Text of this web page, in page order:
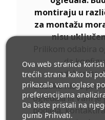
montiraju u
za montažu
nisu
da
odaberete
Ukoliko niste
ogledala ili Vam
podjela,
Ova web stranica
trećih strana kako bi
prikazala vam oglase
preferencijama
Da biste pristali na
gumb Prihvati.